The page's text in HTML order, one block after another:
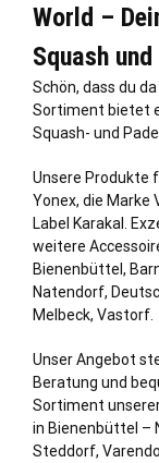
World –
Squash
Schön, dass du
Sortiment bietet
Squash- und
Unsere Produkte
Yonex, die Marke
Label Karakal.
weitere
Bienenbüttel,
Natendorf,
Melbeck, Vastorf.
Unser Angebot
Beratung und
Sortiment
in Bienenbüttel –
Steddorf,